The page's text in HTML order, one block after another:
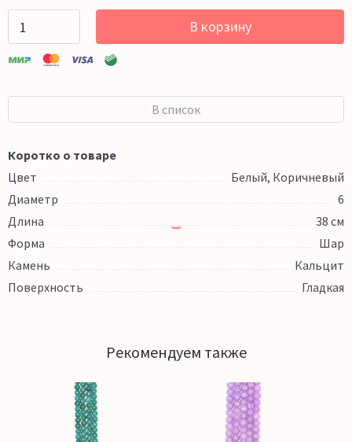
В корзину
В список
Коротко о товаре
Цвет
Белый, Коричневый
Диаметр
6
Длина
38 см
Форма
Шар
Камень
Кальцит
Поверхность
Гладкая
Рекомендуем также